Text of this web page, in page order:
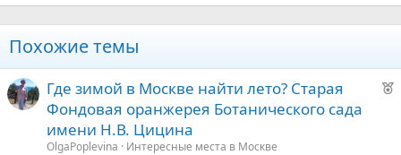
Похожие темы
Р
Где зимой в Москве найти лето? Старая
Фондовая оранжерея Ботанического сада
имени Н.В. Цицина
OlgaPoplevina
Интересные места в Москве